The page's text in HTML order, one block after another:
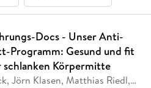
Docs - Unser Anti-
Programm: Gesund und fit
schlanken Körpermitte
Jörn Klasen, Matthias Riedl,